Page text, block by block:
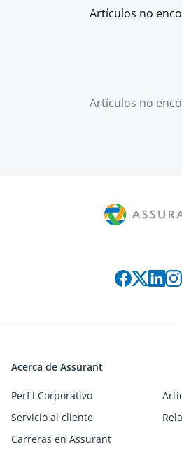
Artículos no
Artículos no
Acerca de Assurant
Perfil Corporativo
Servicio al cliente
Carreras en Assurant